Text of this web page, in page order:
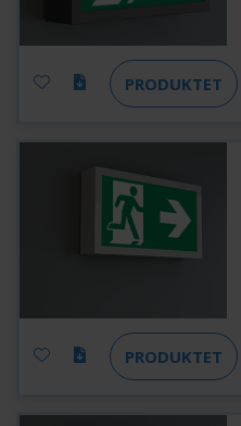
PRODUKTET
PRODUKTET